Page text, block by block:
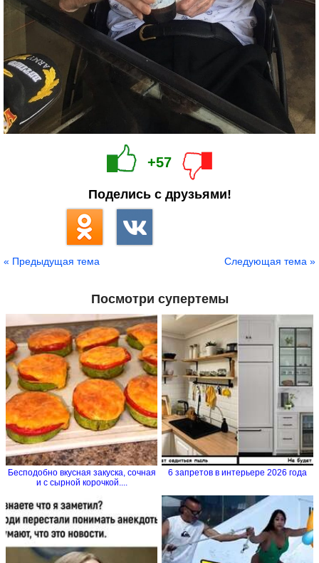
+57
Поделись с друзьями!
« Предыдущая тема Следующая тема »
Посмотри супертемы
Бесподобно вкусная закуска, сочная
и с сырной корочкой....
6 запретов в интерьере 2026 года